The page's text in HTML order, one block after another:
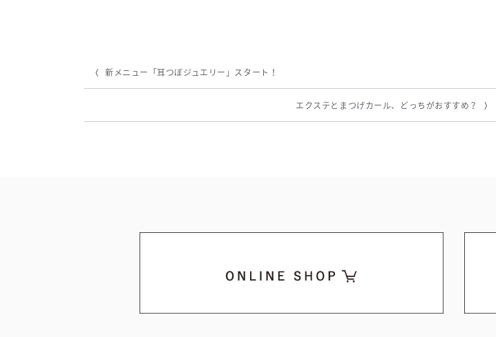
新メニュー「耳つぼジュエリー」スタート！
エクステとまつげカール、どっちがおすすめ？